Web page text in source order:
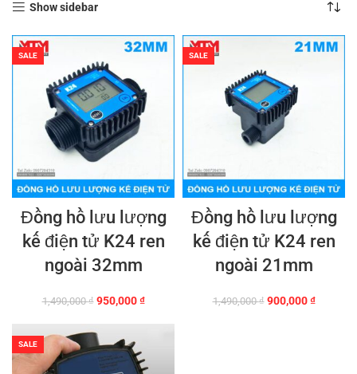
nhất
Show sidebar
SALE
Đồng hồ lưu lượng
kế điện tử K24 ren
ngoài 32mm
1,490,000₫ Giá
1,490,000 ₫.
950,000₫Giá
950,000 ₫.
SALE
Đồng hồ lưu lượng
kế điện tử K24 ren
ngoài 21mm
1,490,000₫ Giá
900,000₫Giá
SALE